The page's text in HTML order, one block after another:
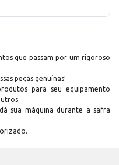
que passam por um rigoroso
peças genuínas!
para seu equipamento
sua máquina durante a safra